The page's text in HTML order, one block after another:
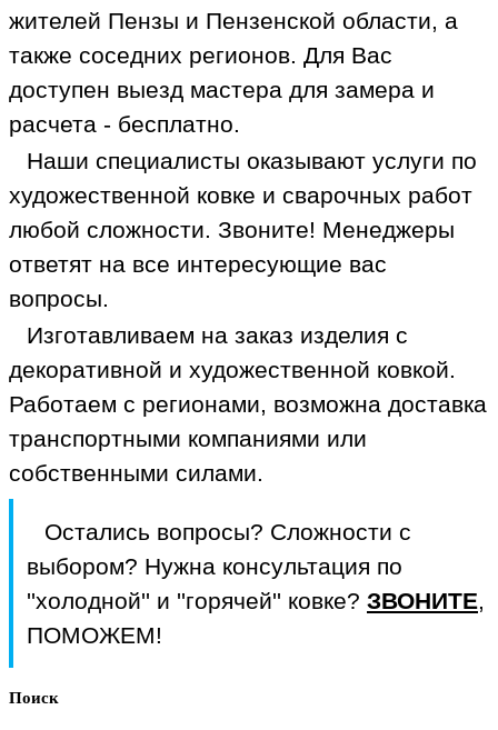
жителей Пензы и Пензенской области, а
также соседних регионов. Для Вас
доступен выезд мастера для замера и
расчета - бесплатно.
Наши специалисты оказывают услуги по
художественной ковке и сварочных работ
любой сложности. Звоните! Менеджеры
ответят на все интересующие вас
вопросы.
Изготавливаем на заказ изделия с
декоративной и художественной ковкой.
Работаем с регионами, возможна доставка
транспортными компаниями или
собственными силами.
Остались вопросы? Сложности с
выбором? Нужна консультация по
''холодной'' и ''горячей'' ковке? ЗВОНИТЕ,
ПОМОЖЕМ!
Поиск